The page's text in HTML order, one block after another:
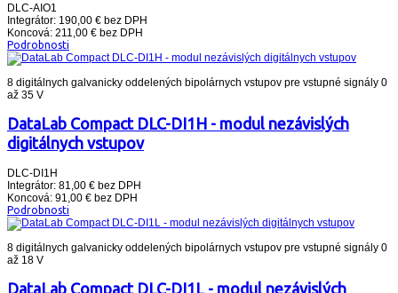
DLC-AIO1
Integrátor: 190,00 € bez DPH
Koncová: 211,00 € bez DPH
Podrobnosti
8 digitálnych galvanicky oddelených bipolárnych vstupov pre vstupné signály 0
až 35 V
DataLab Compact DLC-DI1H - modul nezávislých
digitálnych vstupov
DLC-DI1H
Integrátor: 81,00 € bez DPH
Koncová: 91,00 € bez DPH
Podrobnosti
8 digitálnych galvanicky oddelených bipolárnych vstupov pre vstupné signály 0
až 18 V
DataLab Compact DLC-DI1L - modul nezávislých